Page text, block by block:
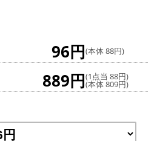
96円(本体 88円)
889円(1点当 88円)
(本体 809円)